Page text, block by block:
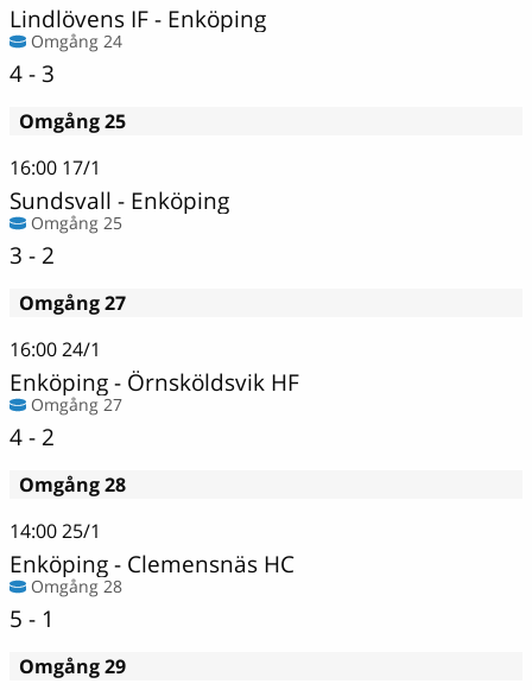
Lindlövens IF- Enköping
Omgång 24
4 - 3
Omgång 25
16:00 17/1
Sundsvall - Enköping
Omgång 25
3 - 2
Omgång 27
16:0024/1
Enköping- Örnsköldsvik HF
Omgång 27
4 - 2
Omgång 28
14:0025/1
Enköping- Clemensnäs HC
Omgång 28
5 - 1
Omgång 29